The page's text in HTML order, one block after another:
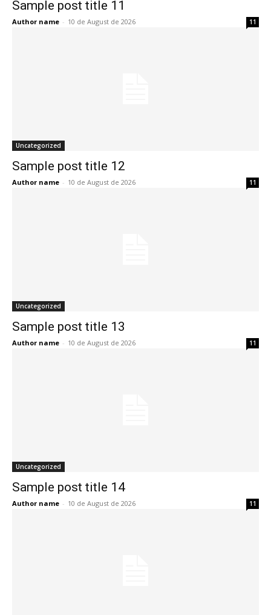
Sample post title 11
Author name - 10 de August de 2026 11
Uncategorized
Sample post title 12
Author name - 10 de August de 2026 11
Uncategorized
Sample post title 13
Author name - 10 de August de 2026 11
Uncategorized
Sample post title 14
Author name - 10 de August de 2026 11